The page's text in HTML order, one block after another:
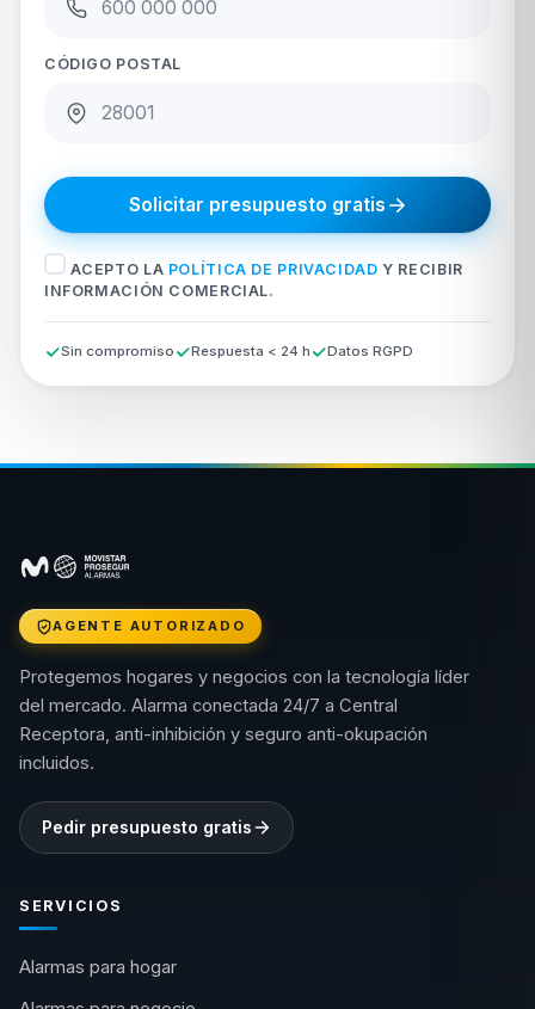
CÓDIGO POSTAL
Solicitar presupuesto gratis
ACEPTO LA POLÍTICA DE PRIVACIDAD Y RECIBIR
INFORMACIÓN COMERCIAL.
Sin compromiso Respuesta < 24 h Datos RGPD
AGENTE AUTORIZADO
Protegemos hogares y negocios con la tecnología líder
del mercado. Alarma conectada 24/7 a Central
Receptora, anti-inhibición y seguro anti-okupación
incluidos.
Pedir presupuesto gratis
SERVICIOS
Alarmas para hogar